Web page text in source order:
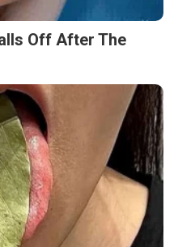
Off After The